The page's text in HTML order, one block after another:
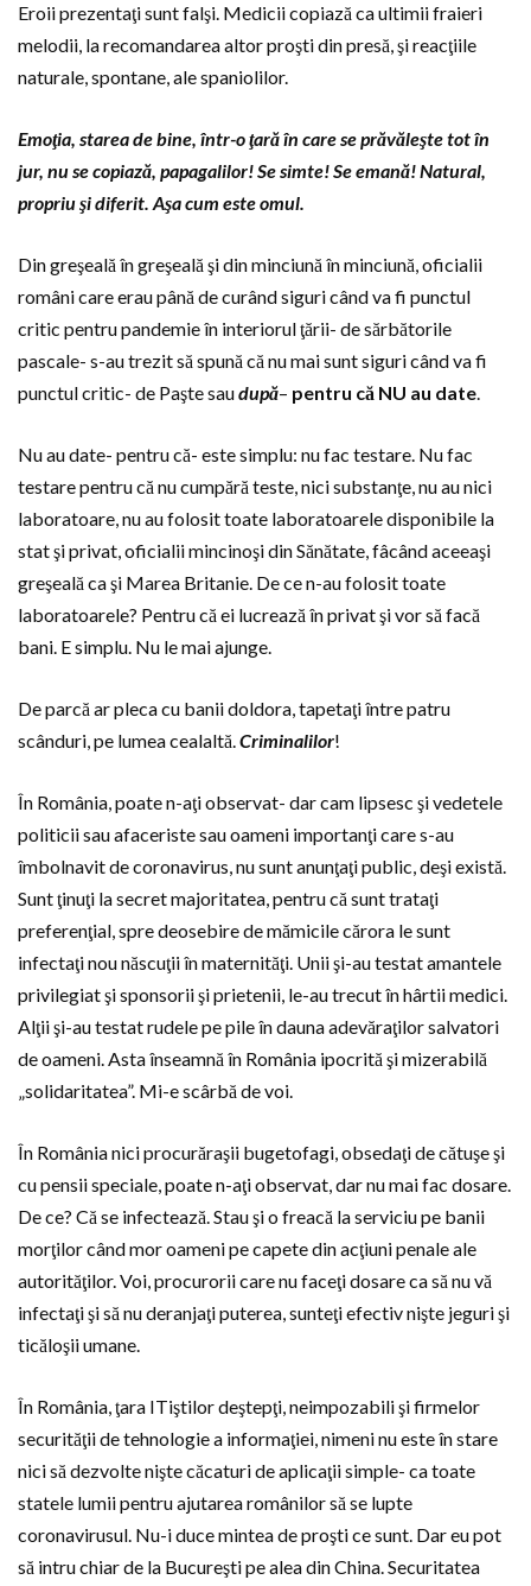
Eroii prezentaţi sunt falşi. Medicii copiază ca ultimii fraieri
melodii, la recomandarea altor proşti din presă, şi reacţiile
naturale, spontane, ale spaniolilor.
Emoţia, starea de bine, într-o ţară în care se prăvăleşte tot în
jur, nu se copiază, papagalilor!Se simte! Se emană!Natural,
propriu şi diferit. Aşa cum este omul.
Din greşeală în greşeală şi din minciună în minciună, oficialii
români care erau până de curând siguri când va fi punctul
critic pentru pandemie în interiorul ţării- de sărbătorile
pascale- s-au trezit să spună că nu mai sunt siguri când va fi
punctul critic- de Paşte saudupă– pentru că NU au date.
Nu au date- pentru că- este simplu: nu fac testare. Nu fac
testare pentru că nu cumpără teste, nici substanţe, nu au nici
laboratoare, nu au folosit toate laboratoarele disponibile la
stat şi privat, oficialii mincinoşi din Sănătate, fâcând aceeaşi
greşeală ca şi Marea Britanie. De ce n-au folosit toate
laboratoarele? Pentru că ei lucrează în privat şi vor să facă
bani. E simplu. Nu le mai ajunge.
De parcă ar pleca cu banii doldora, tapetaţi între patru
scânduri, pe lumea cealaltă.Criminalilor!
În România, poate n-aţi observat- dar cam lipsesc şi vedetele
politicii sau afaceriste sau oameni importanţi care s-au
îmbolnavit de coronavirus, nu sunt anunţaţi public, deşi există.
Sunt ţinuţi la secret majoritatea, pentru că sunt trataţi
preferenţial, spre deosebire de mămicile cărora le sunt
infectaţi nou născuţii în maternităţi. Unii şi-au testat amantele
privilegiat şi sponsorii şi prietenii, le-au trecut în hârtii medici.
Alţii şi-au testat rudele pe pile în dauna adevăraţilor salvatori
de oameni. Asta înseamnă în România ipocrită şi mizerabilă
„solidaritatea”. Mi-e scârbă de voi.
În România nici procurăraşii bugetofagi, obsedaţi de cătuşe şi
cu pensii speciale, poate n-aţi observat, dar nu mai fac dosare.
De ce? Că se infectează. Stau şi o freacă la serviciu pe banii
morţilor când mor oameni pe capete din acţiuni penale ale
autorităţilor. Voi, procurorii care nu faceţi dosare ca să nu vă
infectaţi şi să nu deranjaţi puterea, sunteţi efectiv nişte jeguri şi
ticăloşii umane.
În România, ţara ITiştilor deştepţi, neimpozabili şi firmelor
securităţii de tehnologie a informaţiei, nimeni nu este în stare
nici să dezvolte nişte căcaturi de aplicaţii simple- ca toate
statele lumii pentru ajutarea românilor să se lupte
coronavirusul. Nu-i duce mintea de proşti ce sunt. Dar eu pot
să intru chiar de la Bucureşti pe alea din China. Securitatea